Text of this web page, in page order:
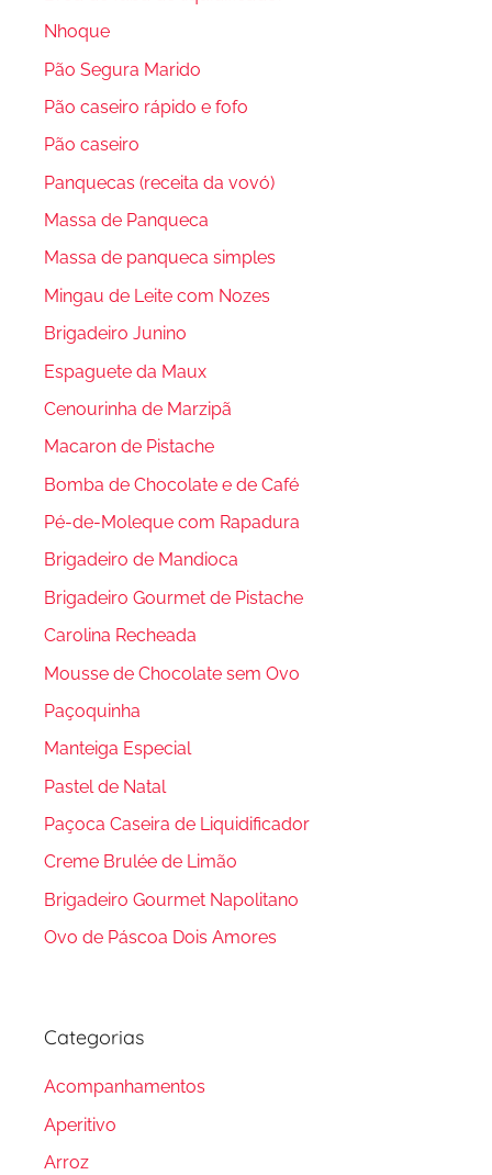
Nhoque
Pão Segura Marido
Pão caseiro rápido e fofo
Pão caseiro
Panquecas (receita da vovó)
Massa de Panqueca
Massa de panqueca simples
Mingau de Leite com Nozes
Brigadeiro Junino
Espaguete da Maux
Cenourinha de Marzipã
Macaron de Pistache
Bomba de Chocolate e de Café
Pé-de-Moleque com Rapadura
Brigadeiro de Mandioca
Brigadeiro Gourmet de Pistache
Carolina Recheada
Mousse de Chocolate sem Ovo
Paçoquinha
Manteiga Especial
Pastel de Natal
Paçoca Caseira de Liquidificador
Creme Brulée de Limão
Brigadeiro Gourmet Napolitano
Ovo de Páscoa Dois Amores
Categorias
Acompanhamentos
Aperitivo
Arroz